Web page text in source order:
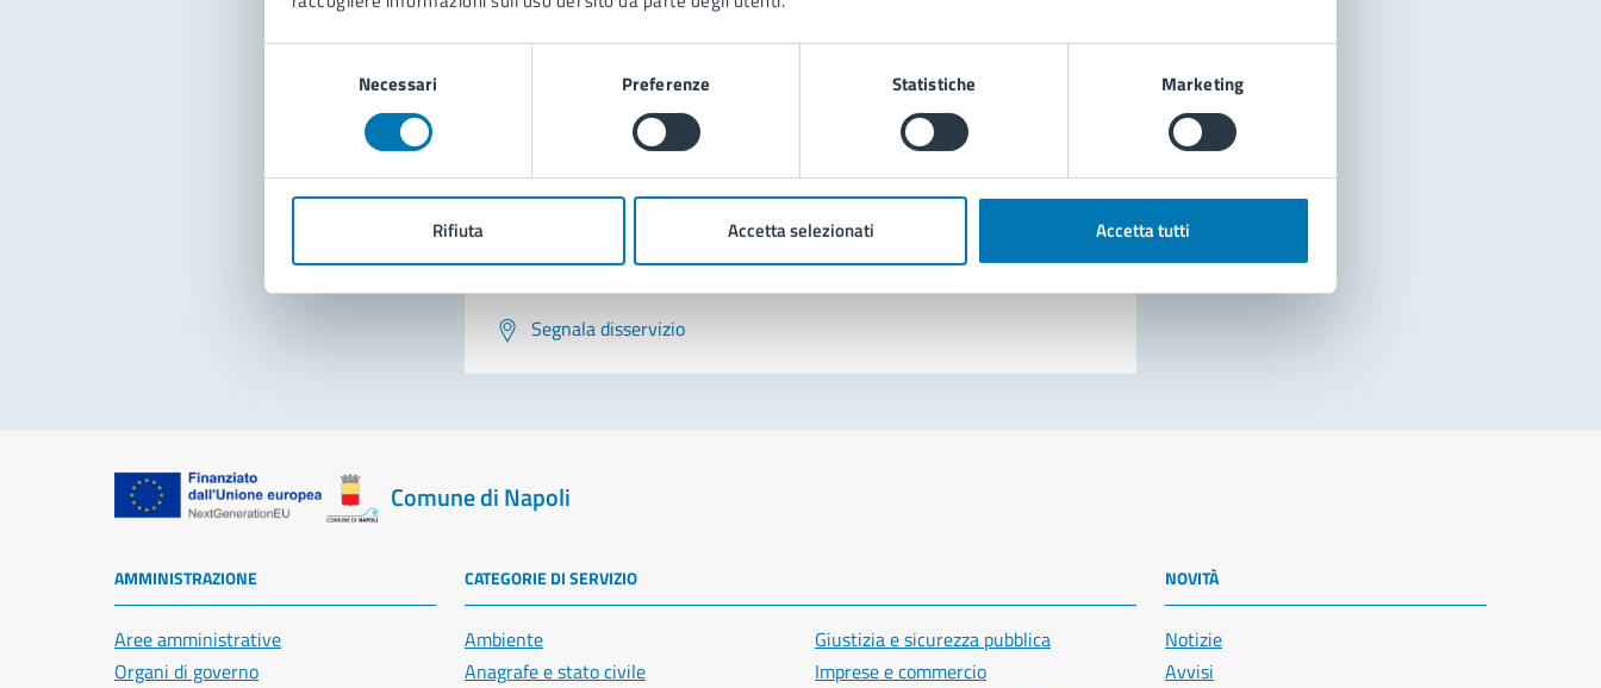
Necessari Preferenze Statistiche Marketing
Rifiuta Accetta selezionati Accetta tutti
Leggi le domande frequenti
Problemi in città
Segnala disservizio
Comune di Napoli
AMMINISTRAZIONE
Aree amministrative
Organi di governo
CATEGORIE DI SERVIZIO
Ambiente
Anagrafe e stato civile
Giustizia e sicurezza pubblica
Imprese e commercio
NOVITÀ
Notizie
Avvisi